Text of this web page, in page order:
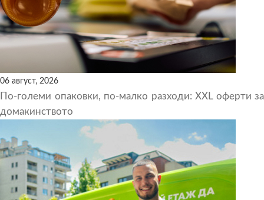
06 август, 2026
По-големи опаковки, по-малко разходи: XXL оферти за
домакинството